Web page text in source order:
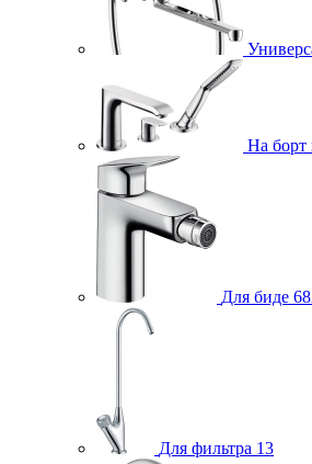
На борт
Для биде
Для фильтра 13